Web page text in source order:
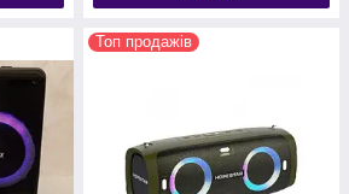
Топ продажів